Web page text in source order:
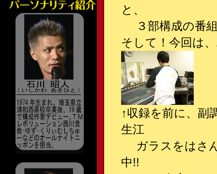
と、
３部構成の番
そして！今回は
↑収録を前に、副
生江
ガラスをはさ
中!!